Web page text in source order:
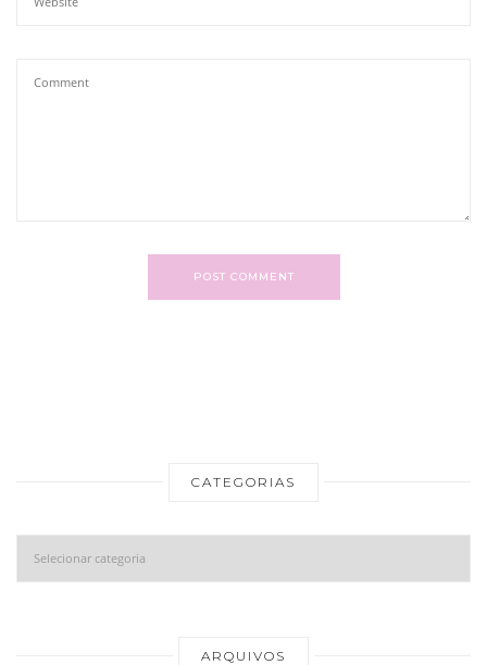
POST COMMENT
CATEGORIAS
Categorias
ARQUIVOS